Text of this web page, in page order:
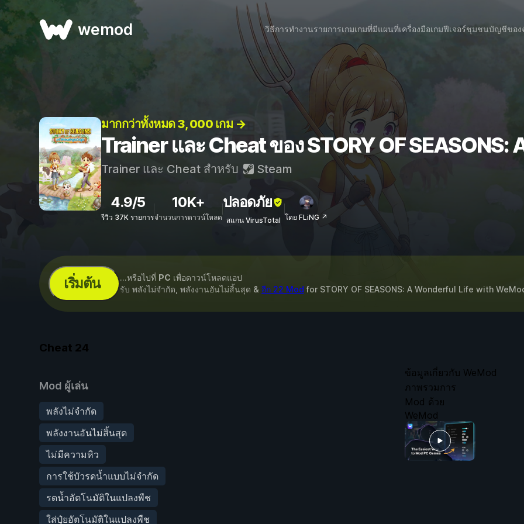
wemod วิธีการทำงานรายการเกมเกมที่มีแผนที่เครื่องมือเกมฟีเจอร์ชุมชนบัญชีของ
มากกว่าทั้งหมด 3, 000 เกม →
Trainer และ Cheat ของ STORY OF SEASONS:
Trainer และ Cheat สำหรับ Steam
4.9/5
รีวิว 37K รายการ
10K+
จำนวนการดาวน์โหลด
ปลอดภัย
สแกน VirusTotal โดย FLiNG ↗
เริ่มต้น ...หรือไปที่ PC เพื่อดาวน์โหลดแอป
รับ พลังไม่จำกัด, พลังงานอันไม่สิ้นสุด & อีก 22 Mod for STORY OF SEASONS: A Wonderful Life with
Cheat 24
Mod ผู้เล่น
พลังไม่จำกัด
พลังงานอันไม่สิ้นสุด
ไม่มีความหิว
การใช้บัวรดน้ำแบบไม่จำกัด
รดน้ำอัตโนมัติในแปลงพืช
ใส่ปุ๋ยอัตโนมัติในแปลงพืช
ข้อมูลเกี่ยวกับ WeMod
ภาพรวมการ
Mod ด้วย
WeMod